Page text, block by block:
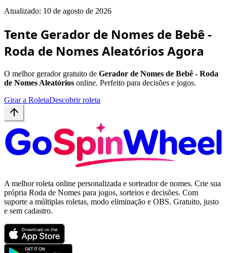
Atualizado: 10 de agosto de 2026
Tente Gerador de Nomes de Bebê -
Roda de Nomes Aleatórios Agora
O melhor gerador gratuito de Gerador de Nomes de Bebê - Roda
de Nomes Aleatórios online. Perfeito para decisões e jogos.
Girar a RoletaDescobrir roleta
A melhor roleta online personalizada e sorteador de nomes. Crie sua
própria Roda de Nomes para jogos, sorteios e decisões. Com
suporte a múltiplas roletas, modo eliminação e OBS. Gratuito, justo
e sem cadastro.